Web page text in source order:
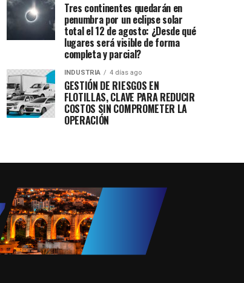
Tres continentes quedarán en
penumbra por un eclipse solar
total el 12 de agosto: ¿Desde qué
lugares será visible de forma
completa y parcial?
INDUSTRIA 4 días ago
GESTIÓN DE RIESGOS EN
FLOTILLAS, CLAVE PARA REDUCIR
COSTOS SIN COMPROMETER LA
OPERACIÓN